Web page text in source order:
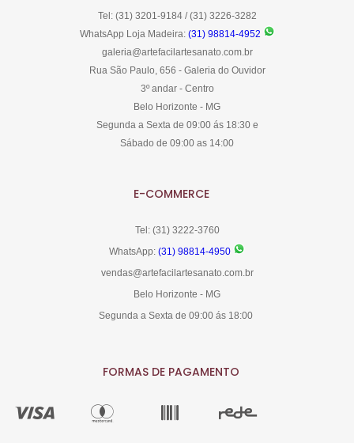
Tel: (31) 3201-9184 / (31) 3226-3282
WhatsApp Loja Madeira: (31) 98814-4952
galeria@artefacilartesanato.com.br
Rua São Paulo, 656 - Galeria do Ouvidor
3º andar - Centro
Belo Horizonte - MG
Segunda a Sexta de 09:00 ás 18:30 e
Sábado de 09:00 as 14:00
E-COMMERCE
Tel: (31) 3222-3760
WhatsApp: (31) 98814-4950
vendas@artefacilartesanato.com.br
Belo Horizonte - MG
Segunda a Sexta de 09:00 ás 18:00
FORMAS DE PAGAMENTO